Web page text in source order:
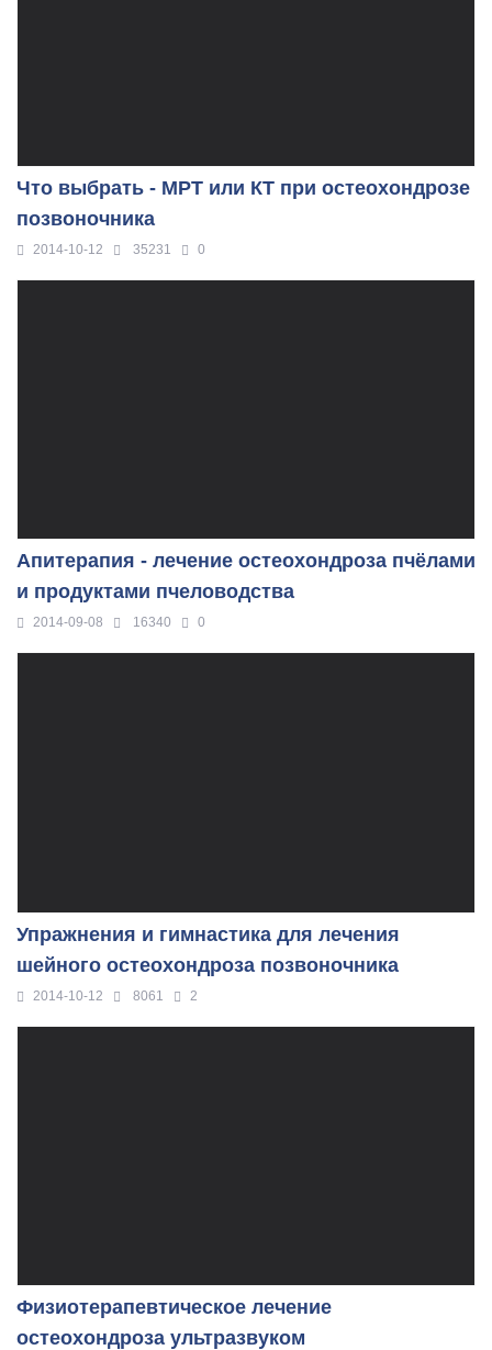
Что выбрать - МРТ или КТ при остеохондрозе
позвоночника
2014-10-12 35231 0
Апитерапия - лечение остеохондроза пчёлами
и продуктами пчеловодства
2014-09-08 16340 0
Упражнения и гимнастика для лечения
шейного остеохондроза позвоночника
2014-10-12 8061 2
Физиотерапевтическое лечение
остеохондроза ультразвуком